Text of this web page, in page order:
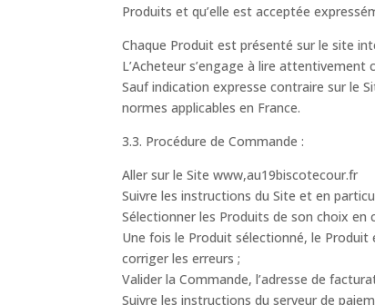
Produits et qu’elle est acceptée
Chaque Produit est présenté sur le site
L’Acheteur s’engage à lire
Sauf indication expresse contraire sur le
normes applicables en France.
3.3. Procédure de Commande :
Aller sur le Site www,au19biscotecour.fr
Suivre les instructions du Site et en
Sélectionner les Produits de son choix
Une fois le Produit sélectionné, le
corriger les erreurs ;
Valider la Commande, l’adresse de
Suivre les instructions du serveur de